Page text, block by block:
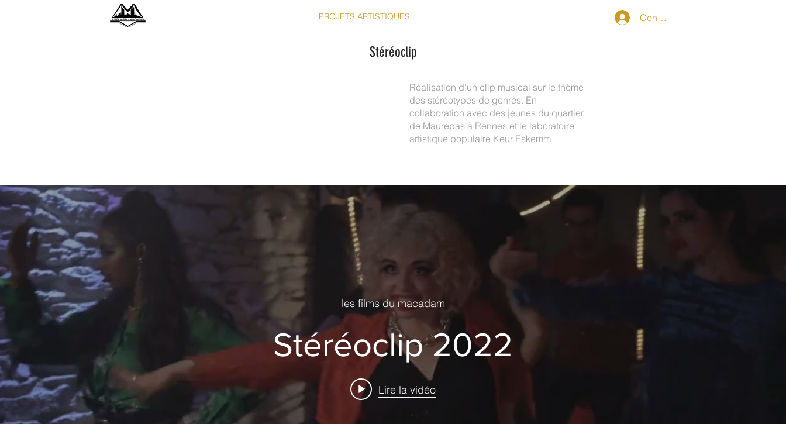
PROJETS ARTISTIQUES Connexion
Réalisation d'un clip musical sur le thème
des stéréotypes de genres. En
collaboration avec des jeunes du quartier
de Maurepas à Rennes et le laboratoire
artistique populaire Keur Eskemm
Stéréoclip
RETOUR
PORTRAITS DOCUMENTAIRES ET
PHOTOGRAPHIQUES
les films du macadam
Stéréoclip 2022
Lire la vidéo